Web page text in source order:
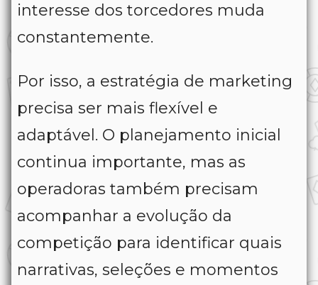
interesse dos torcedores muda
constantemente.
Por isso, a estratégia de marketing
precisa ser mais flexível e
adaptável. O planejamento inicial
continua importante, mas as
operadoras também precisam
acompanhar a evolução da
competição para identificar quais
narrativas, seleções e momentos